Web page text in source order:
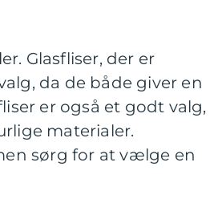
Glasfliser, der er
da de både giver en
er også et godt valg,
materialer.
sørg for at vælge en